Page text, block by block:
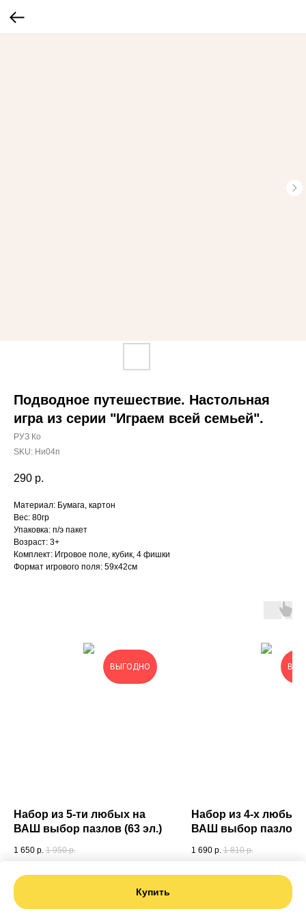
Подводное путешествие. Настольная
игра из серии "Играем всей семьей".
РУЗ Ко
SKU: Ни04п
290 р.
Купить
Материал: Бумага, картон
Вес: 80гр
Упаковка: п/э пакет
Возраст: 3+
Комплект: Игровое поле, кубик, 4 фишки
Формат игрового поля: 59х42см
ВЫГОДНО
Набор из 5-ти любых на
ВАШ выбор пазлов (63 эл.)
1 650 р. 1 950 р.
Набор из 4-х любых
ВАШ выбор пазлов
1 690 р. 1 810 р.